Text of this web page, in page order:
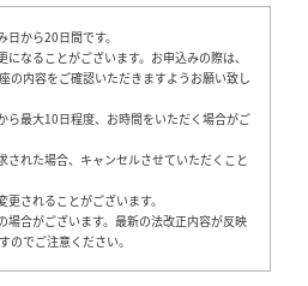
日から20日間です。
になることがございます。お申込みの際は、
の内容をご確認いただきますようお願い致し
ら最大10日程度、お時間をいただく場合がご
された場合、キャンセルさせていただくこと
されることがございます。
場合がございます。最新の法改正内容が反映
のでご注意ください。